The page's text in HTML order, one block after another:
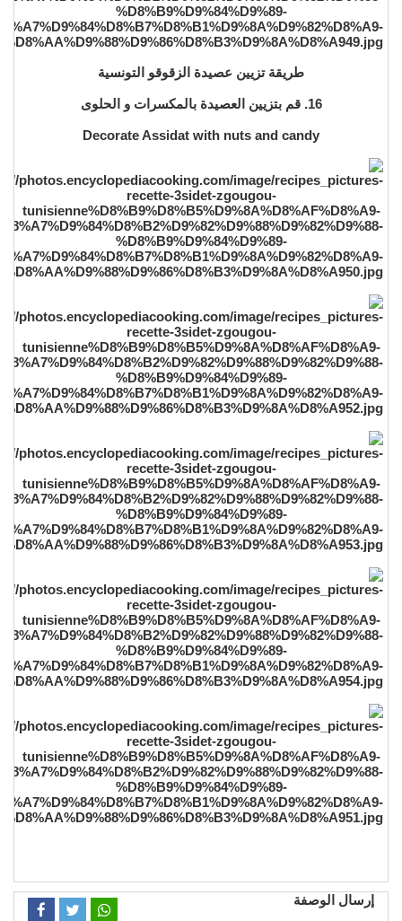
طريقة تزيين عصيدة الزقوقو التونسية
16. قم بتزيين العصيدة بالمكسرات و الحلوى
Decorate Assidat with nuts and candy
إرسال الوصفة